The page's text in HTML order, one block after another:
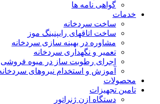
گواهی نامه ها
خدمات
ساخت سردخانه
ساخت اتاقهای رایپنینگ موز
مشاوره در بهینه سازی سردخانه
تعمیر و نگهداری سردخانه
اجرای رطوبت ساز در میوه فروشی
آموزش و استخدام نیروهای
محصولات
تامین تجهیزات
دستگاه ازن ژنراتور